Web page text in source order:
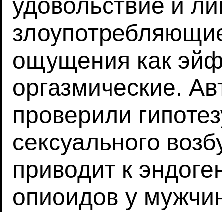
удовольствие и
ощущения как
оргазмические.
проверили
сексуального
приводит к
опиоидов у